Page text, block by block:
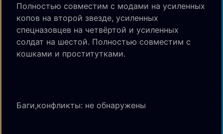
Полностью совместим с модами на усиленных
копов на второй звезде, усиленных
спецназовцев на четвёртой и усиленных
солдат на шестой. Полностью совместим с
кошками и проститутками.
Баги,конфликты: не обнаружены